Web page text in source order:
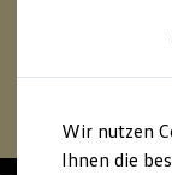
Hauptinhalt
springen
Footer
springen
Profitieren Sie
Hybridmodelle.
Mehr zur E‑Auto-
Wir nutzen
Ihnen die